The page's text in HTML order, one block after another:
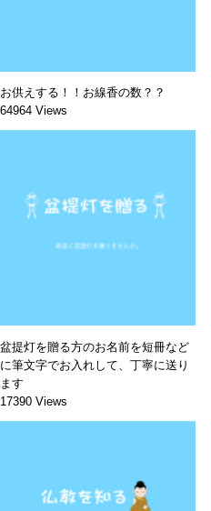
お供えする！！お線香の数？？
64964 Views
盆提灯を贈る方のお名前を短冊など
に筆文字でお入れして、丁寧に送り
ます
17390 Views